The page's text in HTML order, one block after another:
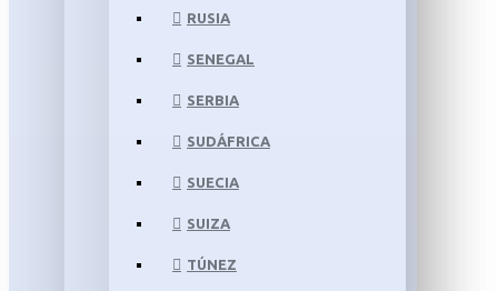
RUSIA
SENEGAL
SERBIA
SUDÁFRICA
SUECIA
SUIZA
TÚNEZ